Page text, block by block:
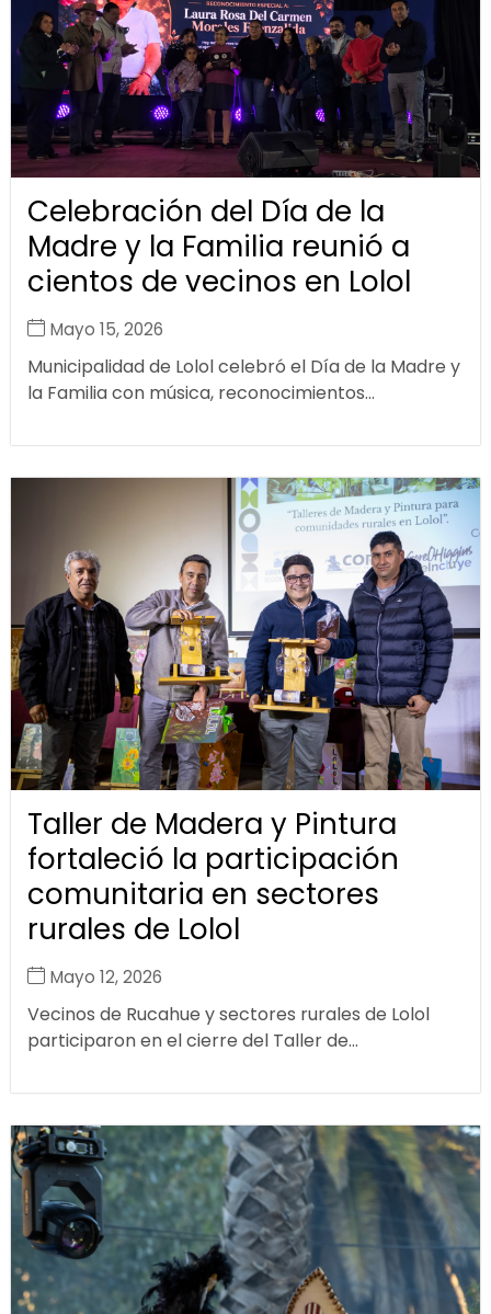
Celebración del Día de la
Madre y la Familia reunió a
cientos de vecinos en Lolol
Mayo 15, 2026
Municipalidad de Lolol celebró el Día de la Madre y
la Familia con música, reconocimientos...
Taller de Madera y Pintura
fortaleció la participación
comunitaria en sectores
rurales de Lolol
Mayo 12, 2026
Vecinos de Rucahue y sectores rurales de Lolol
participaron en el cierre del Taller de...